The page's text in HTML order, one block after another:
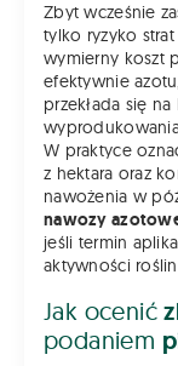
Zbyt wcześnie
tylko ryzyko
wymierny koszt
efektywnie
przekłada się
W praktyce
z hektara oraz
nawożenia w
nawozy
jeśli termin
aktywności
Jak ocenić
podaniem